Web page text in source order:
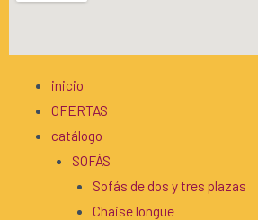
inicio
OFERTAS
catálogo
SOFÁS
Sofás de dos y tres plazas
Chaise longue